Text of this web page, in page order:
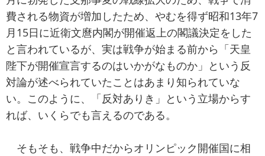
費される物資が増加したため、やむを得ず昭和13年7
月15日に近衛文麿内閣が開催返上の閣議決定をした
と言われているが、実は戦争が始まる前から「天皇
陛下が開催宣言するのはいかがなものか」という反
対論が述べられていたことはあまり知られていな
い。このように、「反対ありき」という立場からす
れば、いくらでも言えるのである。
そもそも、戦争中だからオリンピック開催国に相